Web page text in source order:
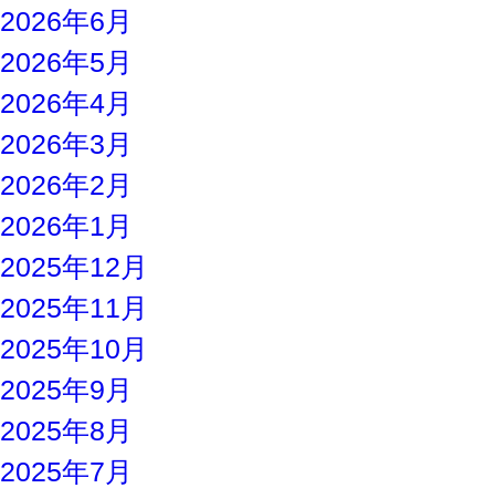
2026年6月
2026年5月
2026年4月
2026年3月
2026年2月
2026年1月
2025年12月
2025年11月
2025年10月
2025年9月
2025年8月
2025年7月